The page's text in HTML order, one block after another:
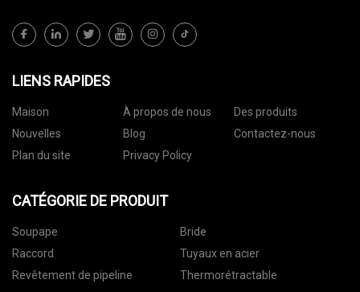
LIENS RAPIDES
Maison À propos de nous
Des produits
Nouvelles
Blog
Contactez-nous
Plan du site
Privacy Policy
CATÉGORIE DE PRODUIT
Soupape
Bride
Raccord
Tuyaux en acier
Revêtement de pipeline
Thermorétractable